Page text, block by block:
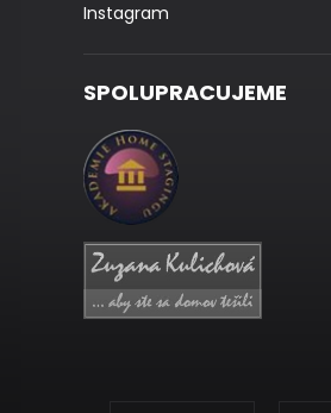
Instagram
SPOLUPRACUJEME